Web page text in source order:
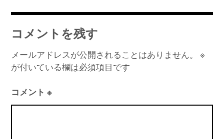
稿
ナ
ビ
ゲ
ー
シ
ョ
コメントを残す
メールアドレスが公開されることはありません。
※
が付いている欄は必須項目です
コメント※